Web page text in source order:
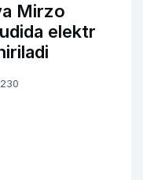
Mirzo
elektr